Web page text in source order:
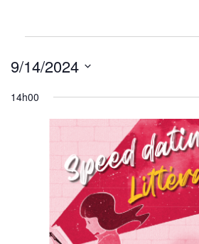
for
14,
9/14/2024
une
14h00